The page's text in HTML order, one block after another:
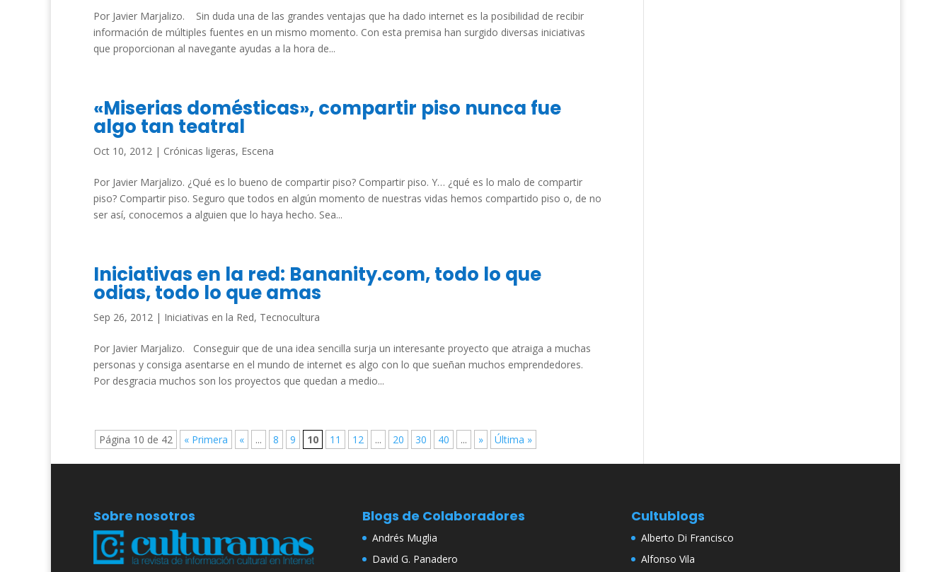
Por Javier Marjalizo. Sin duda una de las grandes ventajas que ha dado internet es la posibilidad de recibir
información de múltiples fuentes en un mismo momento. Con esta premisa han surgido diversas iniciativas
que proporcionan al navegante ayudas a la hora de...
«Miserias domésticas», compartir piso nunca fue
algo tan teatral
Oct 10, 2012 | Crónicas ligeras, Escena
Por Javier Marjalizo. ¿Qué es lo bueno de compartir piso? Compartir piso. Y… ¿qué es lo malo de compartir
piso? Compartir piso. Seguro que todos en algún momento de nuestras vidas hemos compartido piso o, de no
ser así, conocemos a alguien que lo haya hecho. Sea...
Iniciativas en la red: Bananity.com, todo lo que
odias, todo lo que amas
Sep 26, 2012 | Iniciativas en la Red, Tecnocultura
Por Javier Marjalizo. Conseguir que de una idea sencilla surja un interesante proyecto que atraiga a muchas
personas y consiga asentarse en el mundo de internet es algo con lo que sueñan muchos emprendedores.
Por desgracia muchos son los proyectos que quedan a medio...
Página 10 de 42 « Primera « ... 8 9 10 11 12 ... 20 30 40 ... » Última »
Sobre nosotros Blogs de Colaboradores
Andrés Muglia
David G. Panadero
Cultublogs
Alberto Di Francisco
Alfonso Vila